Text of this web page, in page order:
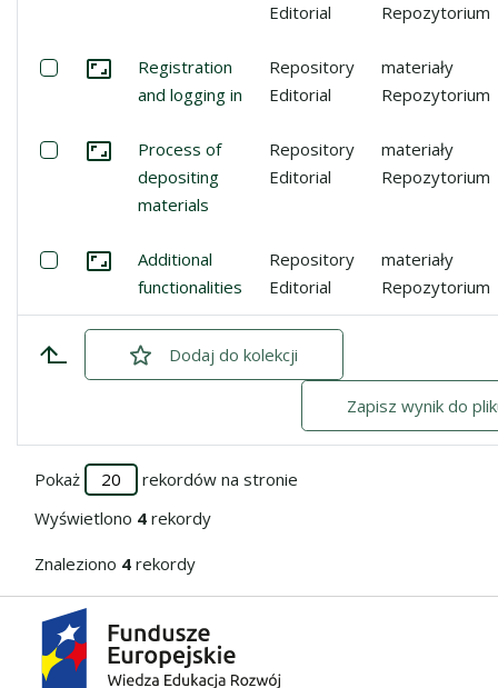
Editorial
Repozytorium
Zaznacz: Registration and logging in
Przejdź do zbioru
Registration
and logging in
Repository
Editorial
materiały
Repozytorium
Zaznacz: Process of depositing materials
Przejdź do zbioru
Process of
depositing
materials
Repository
Editorial
materiały
Repozytorium
Zaznacz: Additional functionalities
Przejdź do zbioru
Additional
functionalities
Repository
Editorial
materiały
Repozytorium
Dodajzaznaczone
do kolekcji
Zapisz wynik do
Pokaż
rekordów na stronie
Wyświetlono 4 rekordy
Znaleziono 4 rekordy